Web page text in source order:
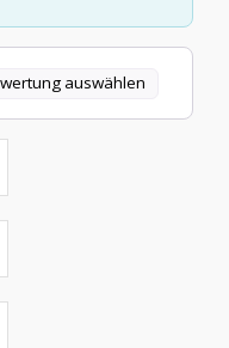
auswählen